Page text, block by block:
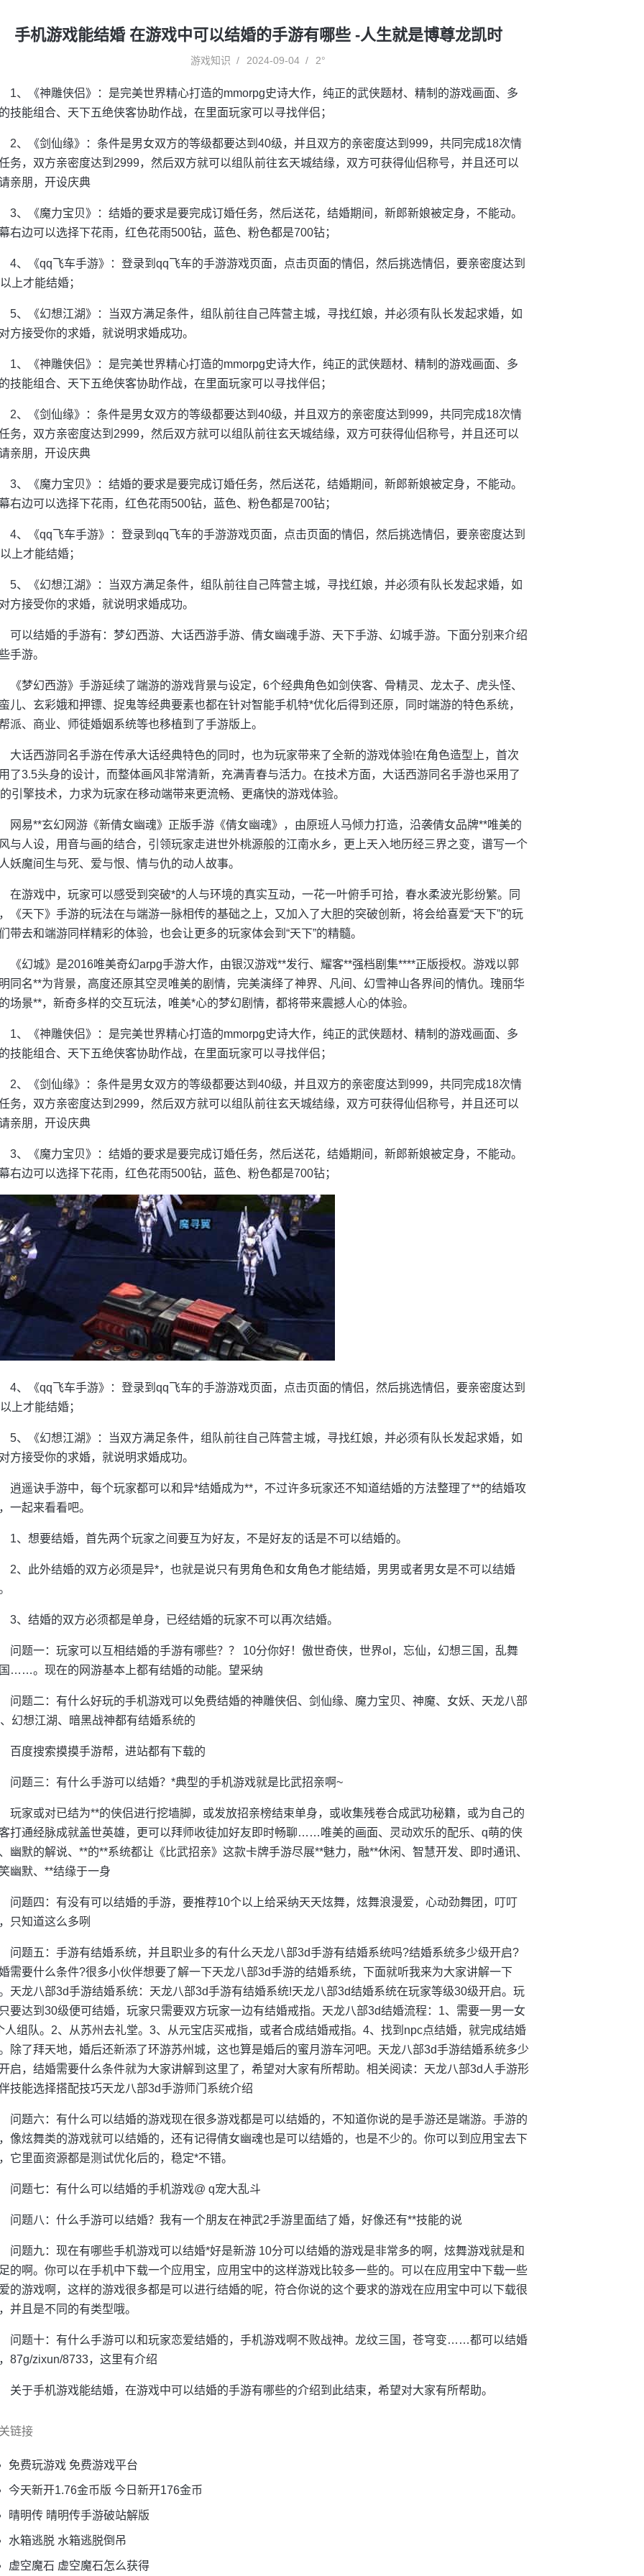
手机游戏能结婚 在游戏中可以结婚的手游有哪些 -人生就是博尊龙凯时
游戏知识 2024-09-04 2°
1、《神雕侠侣》：是完美世界精心打造的mmorpg史诗大作，纯正的武侠题材、精制的游戏画面、多
技能组合、天下五绝侠客协助作战，在里面玩家可以寻找伴侣；
2、《剑仙缘》：条件是男女双方的等级都要达到40级，并且双方的亲密度达到999，共同完成18次情
务，双方亲密度达到2999，然后双方就可以组队前往玄天城结缘，双方可获得仙侣称号，并且还可以
亲朋，开设庆典
3、《魔力宝贝》：结婚的要求是要完成订婚任务，然后送花，结婚期间，新郎新娘被定身，不能动。
右边可以选择下花雨，红色花雨500钻，蓝色、粉色都是700钻；
4、《qq飞车手游》：登录到qq飞车的手游游戏页面，点击页面的情侣，然后挑选情侣，要亲密度达到
上才能结婚；
5、《幻想江湖》：当双方满足条件，组队前往自己阵营主城，寻找红娘，并必须有队长发起求婚，如
方接受你的求婚，就说明求婚成功。
1、《神雕侠侣》：是完美世界精心打造的mmorpg史诗大作，纯正的武侠题材、精制的游戏画面、多
技能组合、天下五绝侠客协助作战，在里面玩家可以寻找伴侣；
2、《剑仙缘》：条件是男女双方的等级都要达到40级，并且双方的亲密度达到999，共同完成18次情
务，双方亲密度达到2999，然后双方就可以组队前往玄天城结缘，双方可获得仙侣称号，并且还可以
亲朋，开设庆典
3、《魔力宝贝》：结婚的要求是要完成订婚任务，然后送花，结婚期间，新郎新娘被定身，不能动。
右边可以选择下花雨，红色花雨500钻，蓝色、粉色都是700钻；
4、《qq飞车手游》：登录到qq飞车的手游游戏页面，点击页面的情侣，然后挑选情侣，要亲密度达到
上才能结婚；
5、《幻想江湖》：当双方满足条件，组队前往自己阵营主城，寻找红娘，并必须有队长发起求婚，如
方接受你的求婚，就说明求婚成功。
可以结婚的手游有：梦幻西游、大话西游手游、倩女幽魂手游、天下手游、幻城手游。下面分别来介绍
手游。
《梦幻西游》手游延续了端游的游戏背景与设定，6个经典角色如剑侠客、骨精灵、龙太子、虎头怪、
儿、玄彩娥和押镖、捉鬼等经典要素也都在针对智能手机特*优化后得到还原，同时端游的特色系统，
派、商业、师徒婚姻系统等也移植到了手游版上。
大话西游同名手游在传承大话经典特色的同时，也为玩家带来了全新的游戏体验!在角色造型上，首次
了3.5头身的设计，而整体画风非常清新，充满青春与活力。在技术方面，大话西游同名手游也采用了
引擎技术，力求为玩家在移动端带来更流畅、更痛快的游戏体验。
网易**玄幻网游《新倩女幽魂》正版手游《倩女幽魂》，由原班人马倾力打造，沿袭倩女品牌**唯美的
与人设，用音与画的结合，引领玩家走进世外桃源般的江南水乡，更上天入地历经三界之变，谱写一个
妖魔间生与死、爱与恨、情与仇的动人故事。
在游戏中，玩家可以感受到突破*的人与环境的真实互动，一花一叶俯手可拾，春水柔波光影纷繁。同
《天下》手游的玩法在与端游一脉相传的基础之上，又加入了大胆的突破创新，将会给喜爱“天下”的玩
带去和端游同样精彩的体验，也会让更多的玩家体会到“天下”的精髓。
《幻城》是2016唯美奇幻arpg手游大作，由银汉游戏**发行、耀客**强档剧集****正版授权。游戏以郭
同名**为背景，高度还原其空灵唯美的剧情，完美演绎了神界、凡间、幻雪神山各界间的情仇。瑰丽华
场景**，新奇多样的交互玩法，唯美*心的梦幻剧情，都将带来震撼人心的体验。
1、《神雕侠侣》：是完美世界精心打造的mmorpg史诗大作，纯正的武侠题材、精制的游戏画面、多
技能组合、天下五绝侠客协助作战，在里面玩家可以寻找伴侣；
2、《剑仙缘》：条件是男女双方的等级都要达到40级，并且双方的亲密度达到999，共同完成18次情
务，双方亲密度达到2999，然后双方就可以组队前往玄天城结缘，双方可获得仙侣称号，并且还可以
亲朋，开设庆典
3、《魔力宝贝》：结婚的要求是要完成订婚任务，然后送花，结婚期间，新郎新娘被定身，不能动。
右边可以选择下花雨，红色花雨500钻，蓝色、粉色都是700钻；
4、《qq飞车手游》：登录到qq飞车的手游游戏页面，点击页面的情侣，然后挑选情侣，要亲密度达到
上才能结婚；
5、《幻想江湖》：当双方满足条件，组队前往自己阵营主城，寻找红娘，并必须有队长发起求婚，如
方接受你的求婚，就说明求婚成功。
逍遥诀手游中，每个玩家都可以和异*结婚成为**，不过许多玩家还不知道结婚的方法整理了**的结婚攻
一起来看看吧。
1、想要结婚，首先两个玩家之间要互为好友，不是好友的话是不可以结婚的。
2、此外结婚的双方必须是异*，也就是说只有男角色和女角色才能结婚，男男或者男女是不可以结婚
3、结婚的双方必须都是单身，已经结婚的玩家不可以再次结婚。
问题一：玩家可以互相结婚的手游有哪些？？ 10分你好！傲世奇侠，世界ol，忘仙，幻想三国，乱舞
……。现在的网游基本上都有结婚的动能。望采纳
问题二：有什么好玩的手机游戏可以免费结婚的神雕侠侣、剑仙缘、魔力宝贝、神魔、女妖、天龙八部
幻想江湖、暗黑战神都有结婚系统的
百度搜索摸摸手游帮，进站都有下载的
问题三：有什么手游可以结婚？*典型的手机游戏就是比武招亲啊~
玩家或对已结为**的侠侣进行挖墙脚，或发放招亲榜结束单身，或收集残卷合成武功秘籍，或为自己的
打通经脉成就盖世英雄，更可以拜师收徒加好友即时畅聊……唯美的画面、灵动欢乐的配乐、q萌的侠
幽默的解说、**的**系统都让《比武招亲》这款卡牌手游尽展**魅力，融**休闲、智慧开发、即时通讯、
幽默、**结缘于一身
问题四：有没有可以结婚的手游，要推荐10个以上给采纳天天炫舞，炫舞浪漫爱，心动劲舞团，叮叮
只知道这么多咧
问题五：手游有结婚系统，并且职业多的有什么天龙八部3d手游有结婚系统吗?结婚系统多少级开启?
需要什么条件?很多小伙伴想要了解一下天龙八部3d手游的结婚系统，下面就听我来为大家讲解一下
天龙八部3d手游结婚系统：天龙八部3d手游有结婚系统!天龙八部3d结婚系统在玩家等级30级开启。玩
要达到30级便可结婚，玩家只需要双方玩家一边有结婚戒指。天龙八部3d结婚流程：1、需要一男一女
人组队。2、从苏州去礼堂。3、从元宝店买戒指，或者合成结婚戒指。4、找到npc点结婚，就完成结婚
除了拜天地，婚后还新添了环游苏州城，这也算是婚后的蜜月游车河吧。天龙八部3d手游结婚系统多少
启，结婚需要什么条件就为大家讲解到这里了，希望对大家有所帮助。相关阅读：天龙八部3d人手游形
技能选择搭配技巧天龙八部3d手游师门系统介绍
问题六：有什么可以结婚的游戏现在很多游戏都是可以结婚的，不知道你说的是手游还是端游。手游的
像炫舞类的游戏就可以结婚的，还有记得倩女幽魂也是可以结婚的，也是不少的。你可以到应用宝去下
它里面资源都是测试优化后的，稳定*不错。
问题七：有什么可以结婚的手机游戏@ q宠大乱斗
问题八：什么手游可以结婚？我有一个朋友在神武2手游里面结了婚，好像还有**技能的说
问题九：现在有哪些手机游戏可以结婚*好是新游 10分可以结婚的游戏是非常多的啊，炫舞游戏就是和
的啊。你可以在手机中下载一个应用宝，应用宝中的这样游戏比较多一些的。可以在应用宝中下载一些
的游戏啊，这样的游戏很多都是可以进行结婚的呢，符合你说的这个要求的游戏在应用宝中可以下载很
并且是不同的有类型哦。
问题十：有什么手游可以和玩家恋爱结婚的，手机游戏啊不败战神。龙纹三国，苍穹变……都可以结婚
87g/zixun/8733，这里有介绍
关于手机游戏能结婚，在游戏中可以结婚的手游有哪些的介绍到此结束，希望对大家有所帮助。
链接
免费玩游戏 免费游戏平台
今天新开1.76金币版 今日新开176金币
晴明传 晴明传手游破站解版
水箱逃脱 水箱逃脱倒吊
虚空魔石 虚空魔石怎么获得